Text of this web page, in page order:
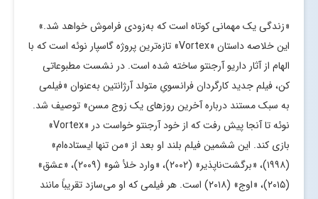
«زندگی یک مهمانی کوتاه است که به‌زودی فراموش خواهد شد.»
این خلاصه داستان «Vortex» تازه‌ترین پروژه گاسپار نوئه است که با
الهام از آثار داریو آرجنتو ساخته شده است. در نشست مطبوعاتی
کن، فیلم جدید کارگردان فرانسویِ متولد آرژانتین به‌عنوان «فیلمی
به سبک مستند درباره آخرین روزهای یک زوج مسن» توصیف شد.
نوئه تا آنجا پیش رفت که از خود آرجنتو خواست در «Vortex»
بازی کند. این ششمین فیلم بلند او بعد از «من تنها ایستاده‌ام»
(۱۹۹۸)، «برگشت‌ناپذیر» (۲۰۰۲)، «وارد خلأ شو» (۲۰۰۹)، «عشق»
(۲۰۱۵)، «اوج» (۲۰۱۸) است. هر فیلمی که او می‌سازد تقریباً مانند